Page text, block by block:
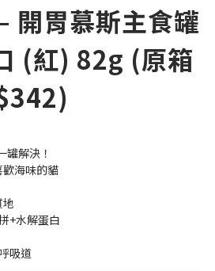
開胃慕斯主食罐
(紅) 82g (原箱
罐解決！
海味的貓
+水解蛋白
吸道